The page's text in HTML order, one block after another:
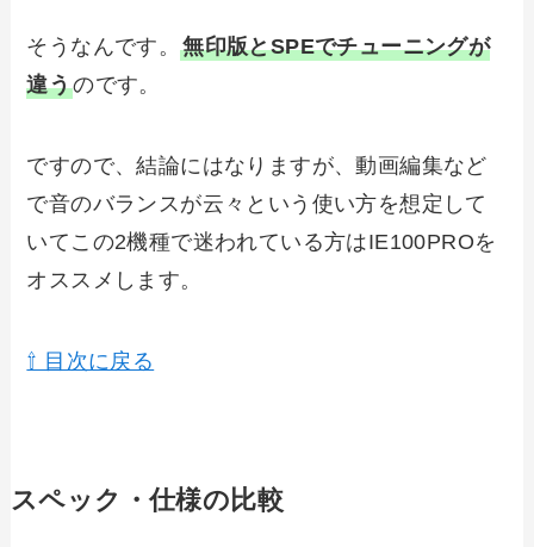
そうなんです。無印版とSPEでチューニングが
違うのです。
ですので、結論にはなりますが、動画編集など
で音のバランスが云々という使い方を想定して
いてこの2機種で迷われている方はIE100PROを
オススメします。
⇧ 目次に戻る
スペック・仕様の比較